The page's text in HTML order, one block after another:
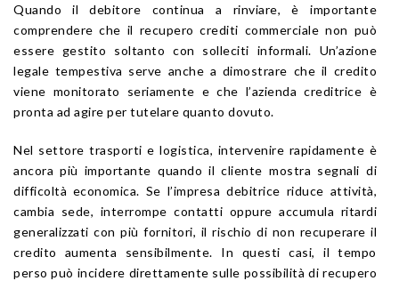
Quando il debitore continua a rinviare, è importante
comprendere che il recupero crediti commerciale non può
essere gestito soltanto con solleciti informali. Un’azione
legale tempestiva serve anche a dimostrare che il credito
viene monitorato seriamente e che l’azienda creditrice è
pronta ad agire per tutelare quanto dovuto.
Nel settore trasporti e logistica, intervenire rapidamente è
ancora più importante quando il cliente mostra segnali di
difficoltà economica. Se l’impresa debitrice riduce attività,
cambia sede, interrompe contatti oppure accumula ritardi
generalizzati con più fornitori, il rischio di non recuperare il
credito aumenta sensibilmente. In questi casi, il tempo
perso può incidere direttamente sulle possibilità di recupero